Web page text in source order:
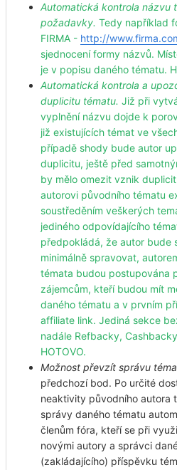
Automatická kontrola názvu
požadavky. Tedy například
FIRMA - http://
sjednocení formy názvů.
je v popisu daného tématu.
Automatická kontrola a
duplicitu tématu. Již při
vyplnění názvu dojde k
již existujících témat ve
případě shody bude autor
duplicitu, ještě před
by mělo omezit vznik
autorovi původního tématu
soustředěním veškerých
jediného odpovídajícího
předpokládá, že autor bude
minimálně spravovat,
témata budou postupována
zájemcům, kteří budou mít
daného tématu a v prvním
affiliate link. Jediná sekce
nadále Refbacky,
HOTOVO.
Možnost převzít správu
předchozí bod. Po určité
neaktivity původního autora
správy daného tématu
členům fóra, kteří se při
novými autory a správci
(zakládajícího) příspěvku